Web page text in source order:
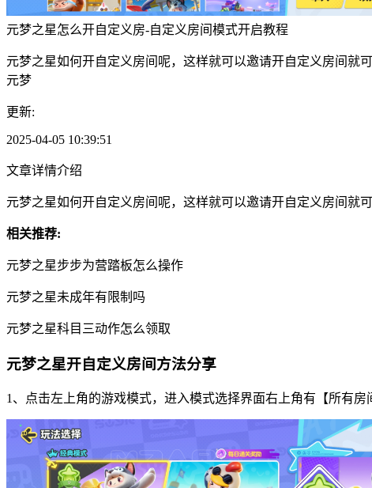
元梦之星怎么开自定义房-自定义房间模式开启教程
元梦之星如何开自定义房间呢，这样就可以邀请开自定义房间就
元梦
更新:
2025-04-05 10:39:51
文章详情介绍
元梦之星如何开自定义房间呢，这样就可以邀请开自定义房间就
相关推荐:
元梦之星步步为营踏板怎么操作
元梦之星未成年有限制吗
元梦之星科目三动作怎么领取
元梦之星开自定义房间方法分享
1、点击左上角的游戏模式，进入模式选择界面右上角有【所有房